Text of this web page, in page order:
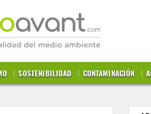
SOSTENIBILIDAD CONTAMINACIÓN